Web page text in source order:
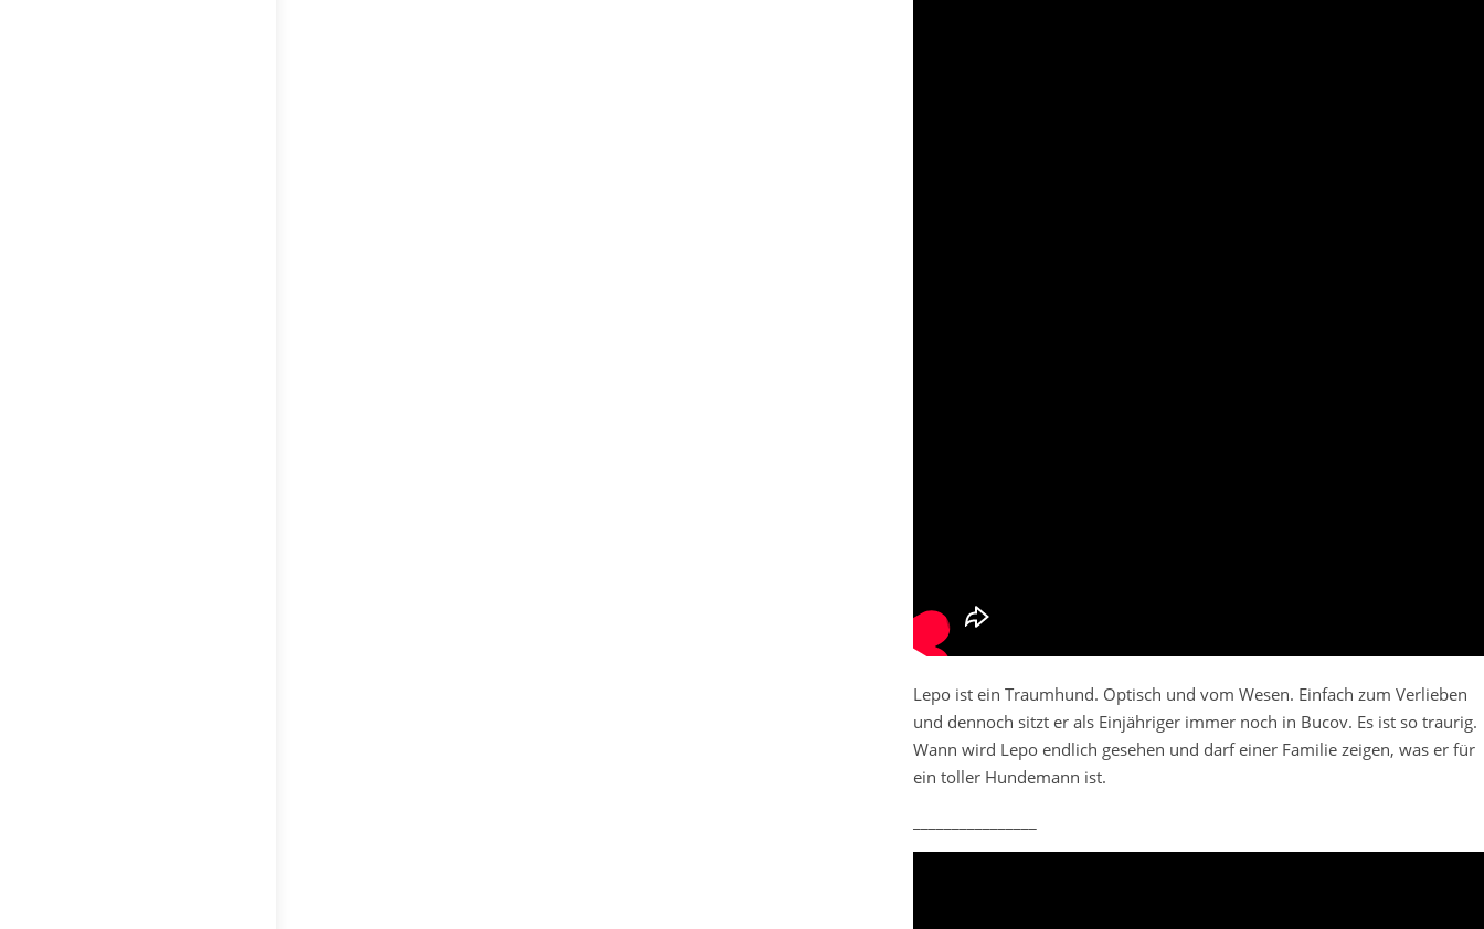
Lepo ist ein Traumhund. Optisch und vom Wesen. Einfach zum Verlieben
und dennoch sitzt er als Einjähriger immer noch in Bucov. Es ist so traurig.
Wann wird Lepo endlich gesehen und darf einer Familie zeigen, was er für
ein toller Hundemann ist.